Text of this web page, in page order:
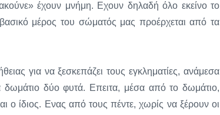
έχουν μνήμη. Εχουν δηλαδή όλο εκείνο το
μέρος του σώματός μας προέρχεται από τα
για να ξεσκεπάζει τους εγκληματίες, ανάμεσα
δύο φυτά. Επειτα, μέσα από το δωμάτιο,
ο ίδιος. Ενας από τους πέντε, χωρίς να ξέρουν οι